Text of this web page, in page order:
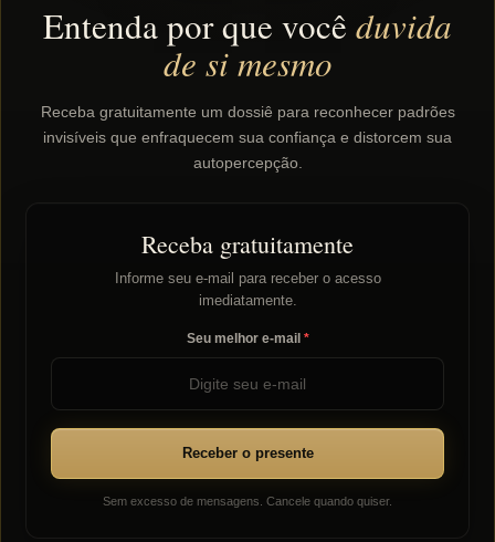
Entenda por que você duvida
de si mesmo
Receba gratuitamente um dossiê para reconhecer padrões
invisíveis que enfraquecem sua confiança e distorcem sua
autopercepção.
Receba gratuitamente
Informe seu e-mail para receber o acesso
imediatamente.
Seu melhor e-mail
Receber o presente
Sem excesso de mensagens. Cancele quando quiser.